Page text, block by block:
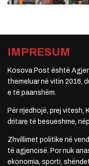
IMPRESUM
Kosova Post është
themeluar në vitin 2016,
e të paanshëm.
Për rrjedhojë, prej
dritare të besueshme,
Zhvillimet politike në
të agjencisë. Por nuk
ekonomia, sporti,